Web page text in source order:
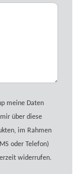
meine Daten
über diese
im Rahmen
oder Telefon)
widerrufen.